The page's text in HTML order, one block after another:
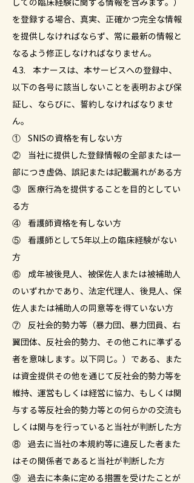
しての臨床経験に関する情報を含みます。）
を登録する場合、真実、正確かつ完全な情報
を提供しなければならず、常に最新の情報と
なるよう修正しなければなりません。
4.3. 本ナースは、本サービスへの登録中、
以下の各号に該当しないことを表明および保
証し、ならびに、誓約しなければなりませ
ん。
① SNISの資格を有しない方
② 当社に提供した登録情報の全部または一
部につき虚偽、誤記または記載漏れがある方
③ 医療行為を提供することを目的としてい
る方
④ 看護師資格を有しない方
⑤ 看護師として5年以上の臨床経験がない
方
⑥ 成年被後見人、被保佐人または被補助人
のいずれかであり、法定代理人、後見人、保
佐人または補助人の同意等を得ていない方
⑦ 反社会的勢力等（暴力団、暴力団員、右
翼団体、反社会的勢力、その他これに準ずる
者を意味します。以下同じ。）である、また
は資金提供その他を通じて反社会的勢力等を
維持、運営もしくは経営に協力、もしくは関
与する等反社会的勢力等との何らかの交流も
しくは関与を行っていると当社が判断した方
⑧ 過去に当社の本規約等に違反した者また
はその関係者であると当社が判断した方
⑨ 過去に本条に定める措置を受けたことが